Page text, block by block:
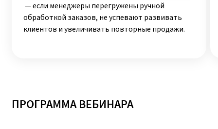
— если менеджеры перегружены ручной
обработкой заказов, не успевают развивать
клиентов и увеличивать повторные продажи.
ПРОГРАММА ВЕБИНАРА